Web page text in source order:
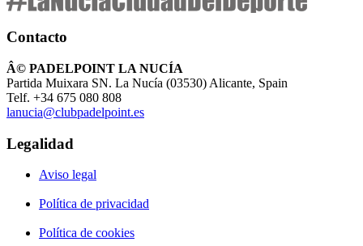
Contacto
Â© PADELPOINT LA NUCÍA
Partida Muixara SN. La Nucía (03530) Alicante, Spain
Telf. +34 675 080 808
lanucia@clubpadelpoint.es
Legalidad
Aviso legal
Política de privacidad
Política de cookies